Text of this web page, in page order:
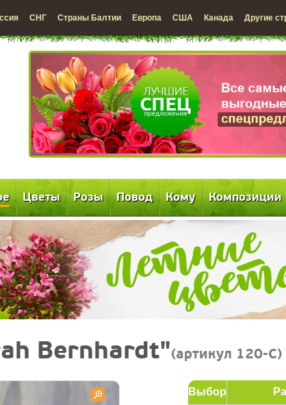
СНГ Страны Балтии Европа США Канада Другие
Цветы Розы Повод Кому Композиции
Bernhardt"(артикул 120-C)
Выбор